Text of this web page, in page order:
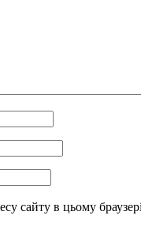
сайту в цьому